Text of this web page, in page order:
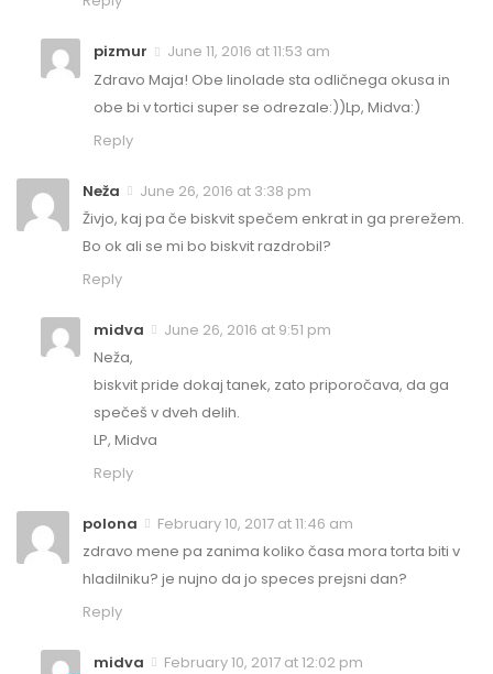
pizmur
June 11, 2016 at 11:53 am
Zdravo Maja! Obe linolade sta odličnega okusa in
obe bi v tortici super se odrezale:))Lp, Midva:)
Reply
Neža
June 26, 2016 at 3:38 pm
Živjo, kaj pa če biskvit spečem enkrat in ga prerežem.
Bo ok ali se mi bo biskvit razdrobil?
Reply
midva
June 26, 2016 at 9:51 pm
Neža,
biskvit pride dokaj tanek, zato priporočava, da ga
spečeš v dveh delih.
LP, Midva
Reply
polona
February 10, 2017 at 11:46 am
zdravo mene pa zanima koliko časa mora torta biti v
hladilniku? je nujno da jo speces prejsni dan?
Reply
midva
February 10, 2017 at 12:02 pm